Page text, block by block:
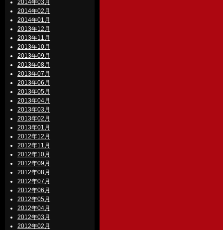
2014年03月
2014年02月
2014年01月
2013年12月
2013年11月
2013年10月
2013年09月
2013年08月
2013年07月
2013年06月
2013年05月
2013年04月
2013年03月
2013年02月
2013年01月
2012年12月
2012年11月
2012年10月
2012年09月
2012年08月
2012年07月
2012年06月
2012年05月
2012年04月
2012年03月
2012年02月